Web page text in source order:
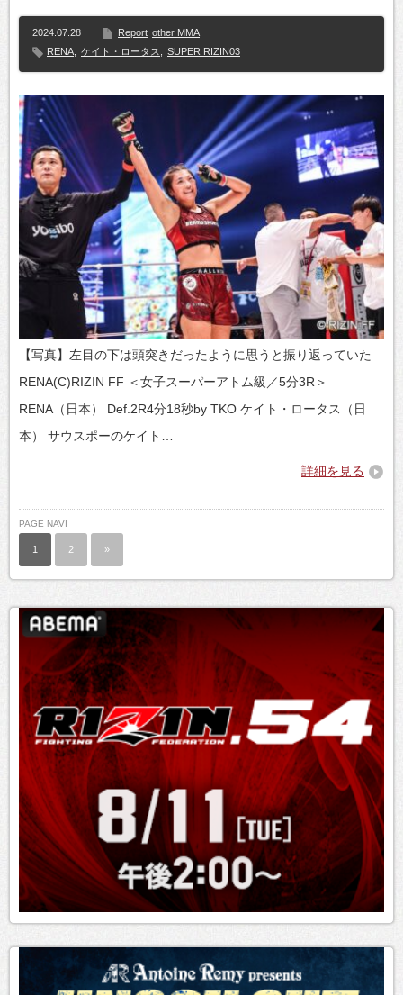
2024.07.28 Report other MMA
RENA
ケイト・ロータス SUPER RIZIN03
【写真】左目の下は頭突きだったように思うと振り返っていた
RENA(C)RIZIN FF ＜女子スーパーアトム級／5分3R＞
RENA（日本） Def.2R4分18秒by TKO ケイト・ロータス（日
本） サウスポーのケイト…
詳細を見る
PAGE NAVI
1 2 »